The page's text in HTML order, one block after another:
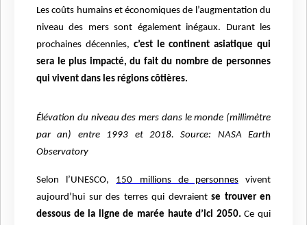
Les coûts humains et économiques de l’augmentation du
niveau des mers sont également inégaux. Durant les
prochaines décennies, c’est le continent asiatique qui
sera le plus impacté, du fait du nombre de personnes
qui vivent dans les régions côtières.
Élévation du niveau des mers dans le monde (millimètre
par an) entre 1993 et 2018. Source: NASA Earth
Observatory
Selon l’UNESCO, 150 millions de personnesvivent
aujourd’hui sur des terres qui devraient se trouver en
dessous de la ligne de marée haute d’ici 2050. Ce qui